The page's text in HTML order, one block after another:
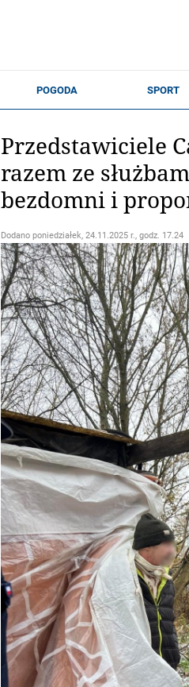
Przedstawiciele
razem ze
bezdomni i
Dodano poniedziałek, 24.11.2025 r., godz. 17.24